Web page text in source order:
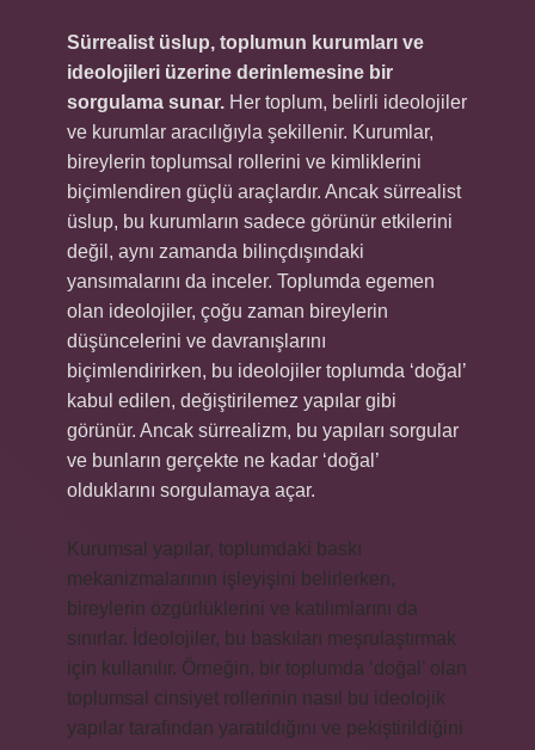
Sürrealist üslup, toplumun kurumları ve
ideolojileri üzerine derinlemesine bir
sorgulama sunar. Her toplum, belirli ideolojiler
ve kurumlar aracılığıyla şekillenir. Kurumlar,
bireylerin toplumsal rollerini ve kimliklerini
biçimlendiren güçlü araçlardır. Ancak sürrealist
üslup, bu kurumların sadece görünür etkilerini
değil, aynı zamanda bilinçdışındaki
yansımalarını da inceler. Toplumda egemen
olan ideolojiler, çoğu zaman bireylerin
düşüncelerini ve davranışlarını
biçimlendirirken, bu ideolojiler toplumda ‘doğal’
kabul edilen, değiştirilemez yapılar gibi
görünür. Ancak sürrealizm, bu yapıları sorgular
ve bunların gerçekte ne kadar ‘doğal’
olduklarını sorgulamaya açar.
Kurumsal yapılar, toplumdaki baskı
mekanizmalarının işleyişini belirlerken,
bireylerin özgürlüklerini ve katılımlarını da
sınırlar. İdeolojiler, bu baskıları meşrulaştırmak
için kullanılır. Örneğin, bir toplumda ‘doğal’ olan
toplumsal cinsiyet rollerinin nasıl bu ideolojik
yapılar tarafından yaratıldığını ve pekiştirildiğini